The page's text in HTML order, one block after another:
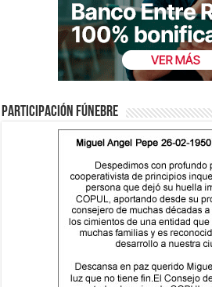
Participación fúnebre